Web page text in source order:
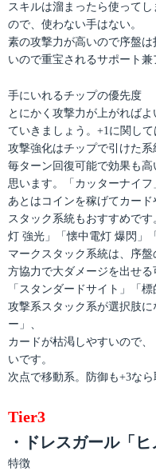
スキルは溜まったら使って
ので、使わない手はない。
素の攻撃力が高いので序盤
いので重宝されるサポート兼
手にいれるチップの優先度
とにかく攻撃力が上がれば
ていきましょう。+1に関して
攻撃強化はチップで引けた系
毎ターン回復可能で効果も
思います。「カッターナイフ
あとはコインを稼げてカー
スタック系統もおすすめで
灯 強光」「懐中電灯 爆閃」
マークスタック系統は、序
方協力で大ダメージを出せる
「スタンダードサイト」「標
攻撃系スタック系が選択肢
ー」、
カードが枯渇しやすいので
いです。
次点で移動系。防御も+3なら
Tier3
・ドレスガール「ヒ
特徴